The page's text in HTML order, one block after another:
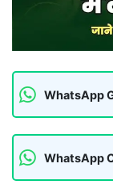
WhatsApp
WhatsApp